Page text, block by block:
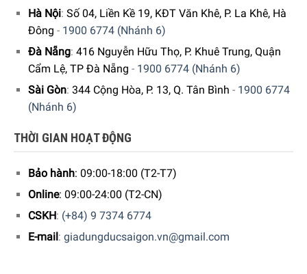
Hà Nội: Số 04, Liền Kề 19, KĐT Văn Khê, P. La Khê, Hà
Đông - 1900 6774 (Nhánh 6)
Đà Nẵng: 416 Nguyễn Hữu Thọ, P. Khuê Trung, Quận
Cẩm Lệ, TP Đà Nẵng - 1900 6774 (Nhánh 6)
Sài Gòn: 344 Cộng Hòa, P. 13, Q. Tân Bình - 1900 6774
(Nhánh 6)
THỜI GIAN HOẠT ĐỘNG
Bảo hành: 09:00-18:00 (T2-T7)
Online: 09:00-24:00 (T2-CN)
CSKH: (+84) 9 7374 6774
E-mail: giadungducsaigon.vn@gmail.com